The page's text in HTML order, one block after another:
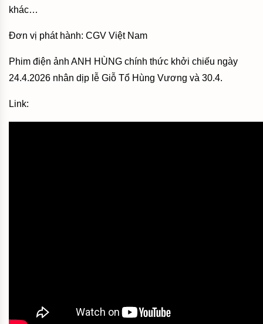
khác…
Đơn vị phát hành: CGV Việt Nam
Phim điện ảnh ANH HÙNG chính thức khởi chiếu ngày
24.4.2026 nhân dịp lễ Giỗ Tổ Hùng Vương và 30.4.
Link: